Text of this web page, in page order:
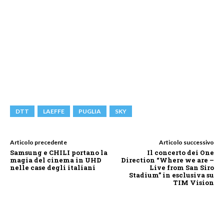
DTT LAEFFE PUGLIA SKY
Articolo precedente
Samsung e CHILI portano la
magia del cinema in UHD
nelle case degli italiani
Articolo successivo
Il concerto dei One
Direction “Where we are –
Live from San Siro
Stadium” in esclusiva su
TIM Vision